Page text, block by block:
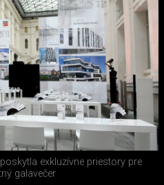
exkluzívne priestory pre
galavečer